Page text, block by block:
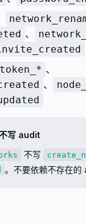
、
token_* 、
、
写 audit
不写
。不要依赖不存在的